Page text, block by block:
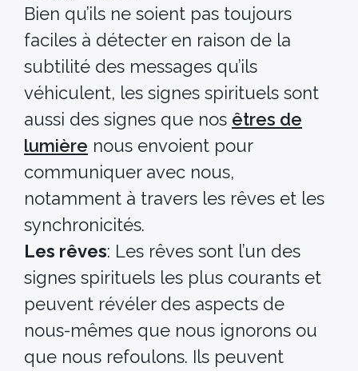
Bien qu’ils ne soient pas toujours
faciles à détecter en raison de la
subtilité des messages qu’ils
véhiculent, les signes spirituels sont
aussi des signes que nos êtres de
lumière nous envoient pour
communiquer avec nous,
notamment à travers les rêves et les
synchronicités.
Les rêves: Les rêves sont l’un des
signes spirituels les plus courants et
peuvent révéler des aspects de
nous-mêmes que nous ignorons ou
que nous refoulons. Ils peuvent